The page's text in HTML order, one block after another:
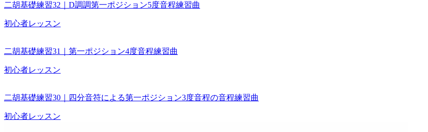
二胡基礎練習32｜D調調第一ポジション5度音程練習曲
初心者レッスン
二胡基礎練習31｜第一ポジション4度音程練習曲
初心者レッスン
二胡基礎練習30｜四分音符による第一ポジション3度音程の音程練習曲
初心者レッスン